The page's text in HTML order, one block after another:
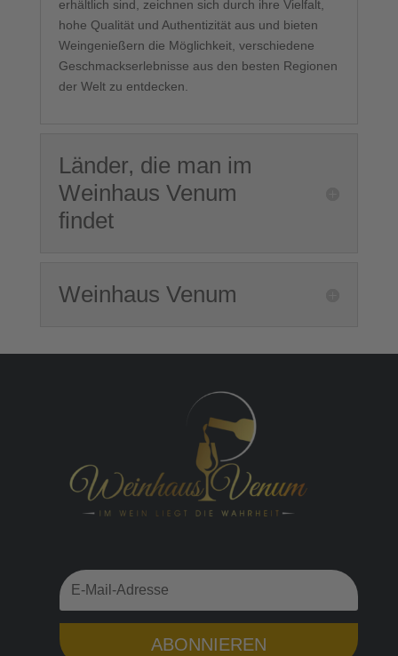
erhältlich sind, zeichnen sich durch ihre Vielfalt,
hohe Qualität und Authentizität aus und bieten
Weingenießern die Möglichkeit, verschiedene
Geschmackserlebnisse aus den besten Regionen
der Welt zu entdecken.
Länder, die man im
Weinhaus Venum
findet
Weinhaus Venum
ABONNIEREN